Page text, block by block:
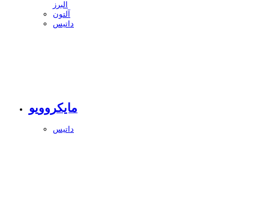
البرز
آلتون
داتیس
مایکروویو
داتیس